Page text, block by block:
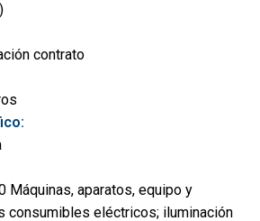
contrato
Máquinas, aparatos, equipo y
consumibles eléctricos; iluminación